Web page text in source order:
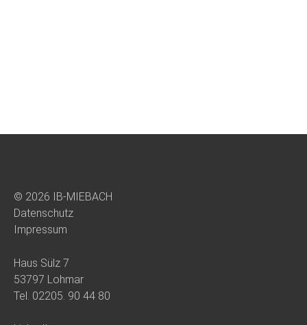
© 2026 IB-MIEBACH
Datenschutz
Impressum
Haus Sülz 7
53797 Lohmar
Tel. 02205. 90 44 80